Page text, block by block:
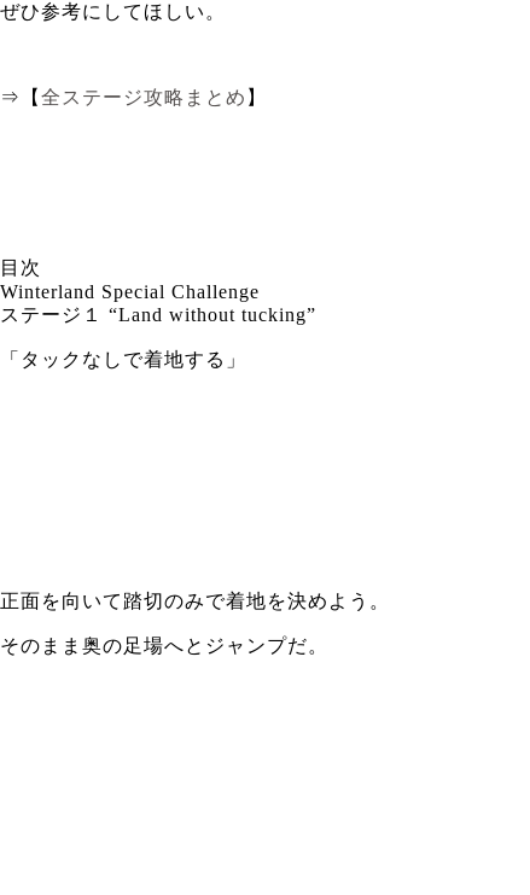
ぜひ参考にしてほしい。
⇒【 全ステージ攻略まとめ 】
目次
Winterland Special Challenge
ステージ１ “Land without tucking”
「タックなしで着地する」
正面を向いて踏切のみで着地を決めよう。
そのまま奥の足場へとジャンプだ。